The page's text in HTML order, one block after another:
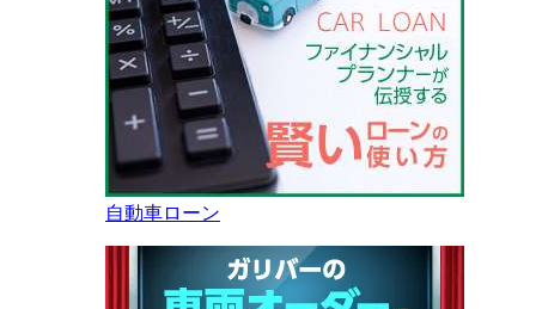
自動車ローン